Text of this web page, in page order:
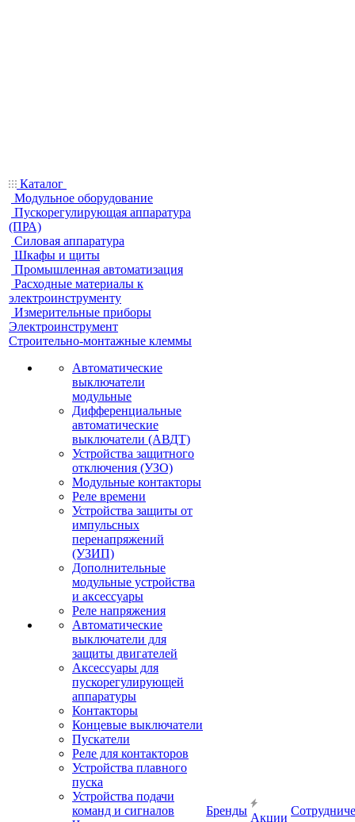
Каталог
Модульное оборудование
Пускорегулирующая аппаратура
(ПРА)
Силовая аппаратура
Шкафы и щиты
Промышленная автоматизация
Расходные материалы к
электроинструменту
Измерительные приборы
Электроинструмент
Строительно-монтажные клеммы
Автоматические
выключатели
модульные
Дифференциальные
автоматические
выключатели (АВДТ)
Устройства защитного
отключения (УЗО)
Модульные контакторы
Реле времени
Устройства защиты от
импульсных
перенапряжений
(УЗИП)
Дополнительные
модульные устройства
и аксессуары
Реле напряжения
Автоматические
выключатели для
защиты двигателей
Аксессуары для
пускорегулирующей
аппаратуры
Контакторы
Концевые выключатели
Пускатели
Реле для контакторов
Устройства плавного
пуска
Устройства подачи
команд и сигналов
Бренды
Акции